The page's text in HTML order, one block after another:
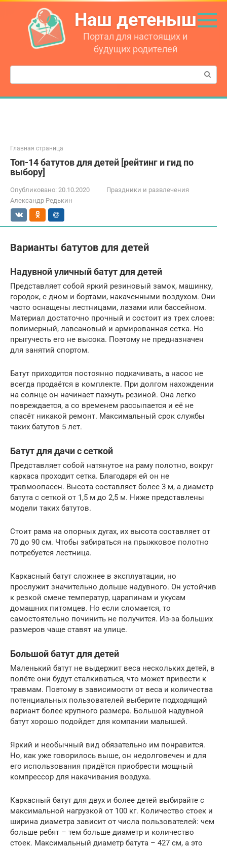
Перейти
контенту
Наш детеныш
Портал для настоящих и
будущих родителей
Поиск:
Главная страница
Топ-14 батутов для детей [рейтинг и гид по
выбору]
Опубликовано: 20.10.2020
Праздники и развлечения
Александр Редькин
Варианты батутов для детей
Надувной уличный батут для детей
Представляет собой яркий резиновый замок, машинку,
городок, с дном и бортами, накаченными воздухом. Они
часто оснащены лестницами, лазами или бассейном.
Материал достаточно прочный и состоит из трех слоев:
полимерный, лавсановый и армированная сетка. Но
прыгучесть его не высока. Поэтому не предназначен
для занятий спортом.
Батут приходится постоянно подкачивать, а насос не
всегда продаётся в комплекте. При долгом нахождении
на солнце он начинает пахнуть резиной. Она легко
повреждается, а со временем рассыпается и её не
спасёт никакой ремонт. Максимальный срок службы
таких батутов 5 лет.
Батут для дачи с сеткой
Представляет собой натянутое на раму полотно, вокруг
каркаса проходит сетка. Благодаря ей он не
травмоопасен. Высота составляет более 3 м, а диаметр
батута с сеткой от 1,5 м до 2,5 м. Ниже представлены
модели таких батутов.
Стоит рама на опорных дугах, их высота составляет от
70 до 90 см. Чтобы забираться на прыжковое полотно
потребуется лестница.
Каркасный батут сложнее в эксплуатации, но
прослужит значительно дольше надувного. Он устойчив
к резкой смене температур, царапинам и укусам
домашних питомцев. Но если сломается, то
самостоятельно починить не получится. Из-за больших
размеров чаще ставят на улице.
Большой батут для детей
Маленький батут не выдержит веса нескольких детей, в
полёте они будут сталкиваться, что может привести к
травмам. Поэтому в зависимости от веса и количества
потенциальных пользователей выберите подходящий
вариант более крупного размера. Большой надувной
батут хорошо подойдет для компании малышей.
Яркий и необычный вид обязательно им понравится.
Но, как уже говорилось выше, он недолговечен и для
его использования придётся приобрести мощный
компрессор для накачивания воздуха.
Каркасный батут для двух и более детей выбирайте с
максимальной нагрузкой от 100 кг. Количество стоек и
ширина диаметра зависит от числа пользователей: чем
больше ребят – тем больше диаметр и количество
стоек. Максимальный диаметр батута – 427 см, а это